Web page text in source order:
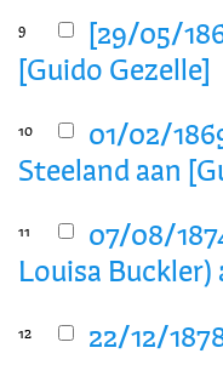
9
[29/05/
[Guido Gezelle]
10
01/02/
Steeland aan
11
07/08/
Louisa Buckler)
12 22/12/